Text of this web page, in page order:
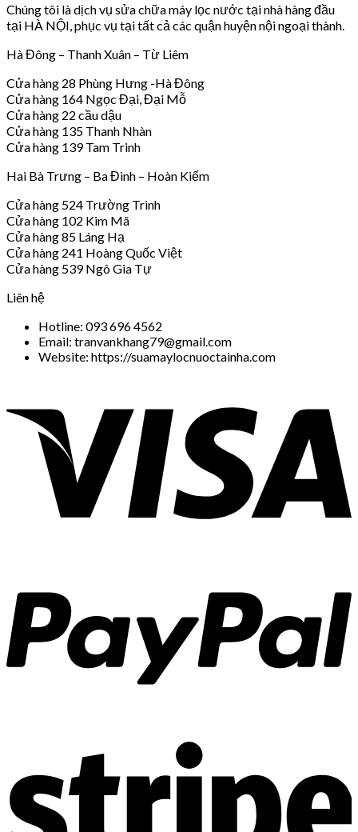
Chúng tôi là dịch vụ sửa chữa máy lọc nước tại nhà hàng đầu
tại HÀ NỘI, phục vụ tại tất cả các quận huyện nội ngoại thành.
Hà Đông – Thanh Xuân – Từ Liêm
Cửa hàng 28 Phùng Hưng -Hà Đông
Cửa hàng 164 Ngọc Đại, Đại Mỗ
Cửa hàng 22 cầu dậu
Cửa hàng 135 Thanh Nhàn
Cửa hàng 139 Tam Trinh
Hai Bà Trưng – Ba Đình – Hoàn Kiếm
Cửa hàng 524 Trường Trinh
Cửa hàng 102 Kim Mã
Cửa hàng 85 Láng Hạ
Cửa hàng 241 Hoàng Quốc Việt
Cửa hàng 539 Ngô Gia Tự
Liên hệ
Hotline: 093 696 4562
Email: tranvankhang79@gmail.com
Website: https://suamaylocnuoctainha.com